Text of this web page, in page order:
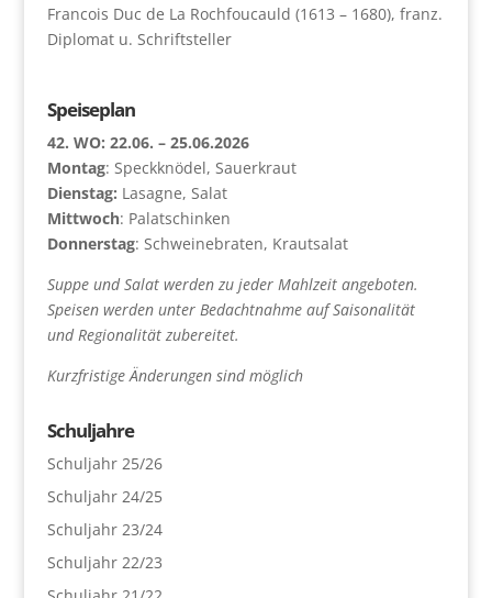
Francois Duc de La Rochfoucauld (1613 – 1680), franz.
Diplomat u. Schriftsteller
Speiseplan
42. WO: 22.06. – 25.06.2026
Montag: Speckknödel, Sauerkraut
Dienstag: Lasagne, Salat
Mittwoch: Palatschinken
Donnerstag: Schweinebraten, Krautsalat
Suppe und Salat werden zu jeder Mahlzeit angeboten.
Speisen werden unter Bedachtnahme auf Saisonalität
und Regionalität zubereitet.
Kurzfristige Änderungen sind möglich
Schuljahre
Schuljahr 25/26
Schuljahr 24/25
Schuljahr 23/24
Schuljahr 22/23